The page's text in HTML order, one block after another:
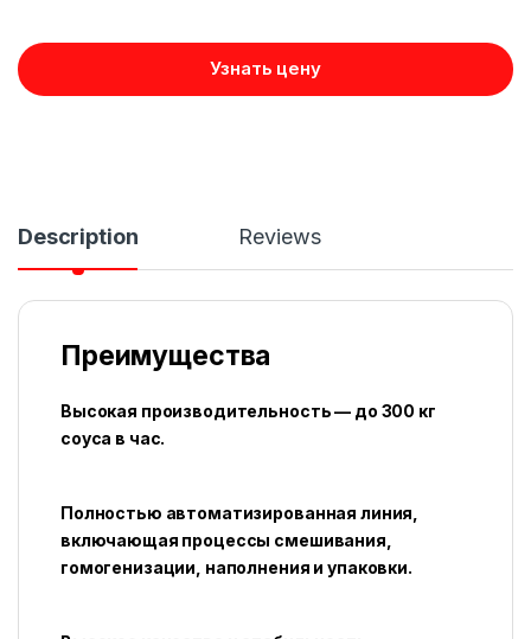
Узнать цену
Description Reviews
Преимущества
Высокая производительность — до 300 кг
соуса в час.
Полностью автоматизированная линия,
включающая процессы смешивания,
гомогенизации, наполнения и упаковки.